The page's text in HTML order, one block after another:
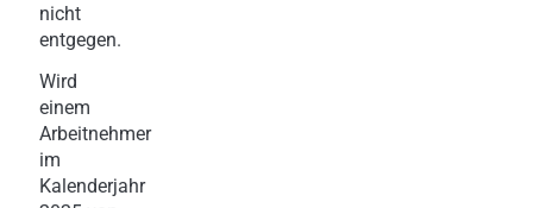
nicht
entgegen.
Wird
einem
Arbeitnehmer
im
Kalenderjahr